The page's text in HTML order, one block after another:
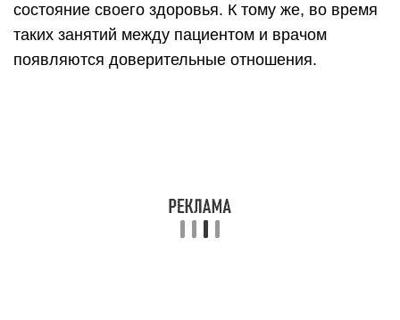
состояние своего здоровья. К тому же, во время
таких занятий между пациентом и врачом
появляются доверительные отношения.